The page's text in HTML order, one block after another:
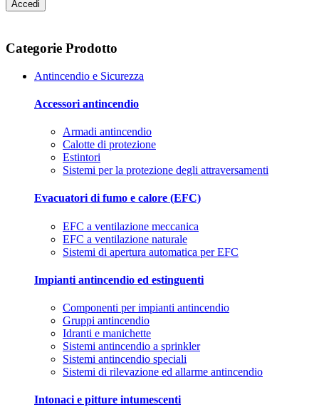
Accedi
Categorie Prodotto
Antincendio e Sicurezza
Accessori antincendio
Armadi antincendio
Calotte di protezione
Estintori
Sistemi per la protezione degli attraversamenti
Evacuatori di fumo e calore (EFC)
EFC a ventilazione meccanica
EFC a ventilazione naturale
Sistemi di apertura automatica per EFC
Impianti antincendio ed estinguenti
Componenti per impianti antincendio
Gruppi antincendio
Idranti e manichette
Sistemi antincendio a sprinkler
Sistemi antincendio speciali
Sistemi di rilevazione ed allarme antincendio
Intonaci e pitture intumescenti